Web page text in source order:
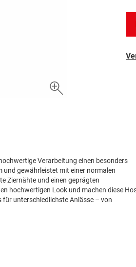
Verarbeitung einen besonders
und gewährleistet mit einer normalen
Ziernähte und einen geprägten
hochwertigen Look und machen diese
für unterschiedlichste Anlässe – von